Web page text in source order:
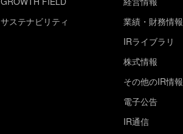
サステナビリティ
業績・財務情報
IRライブラリ
株式情報
その他のIR情報
電子公告
IR通信